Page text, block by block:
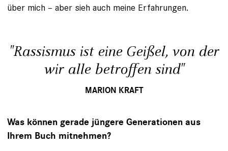
über mich – aber sieh auch meine Erfahrungen.
"Rassismus ist eine Geißel, von der
wir alle betroffen sind"
MARION KRAFT
Was können gerade jüngere Generationen aus
Ihrem Buch mitnehmen?